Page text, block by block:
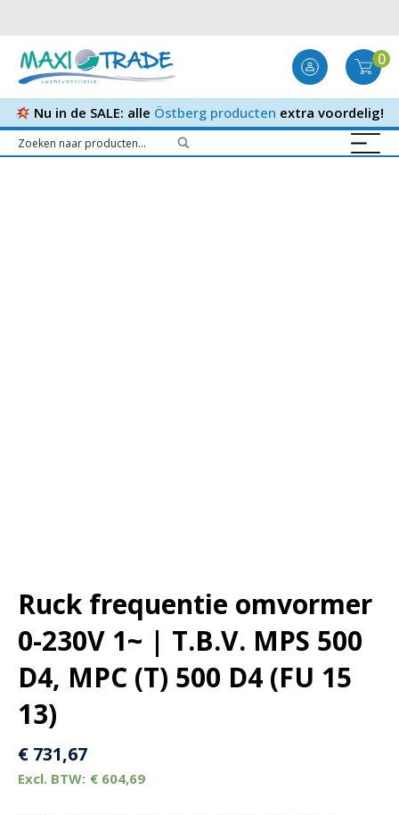
0
Nu in de SALE: alle Östberg producten extra voordelig!
Ruck frequentie omvormer
0-230V 1~ | T.B.V. MPS 500
D4, MPC (T) 500 D4 (FU 15
13)
€ 731,67
€ 604,69